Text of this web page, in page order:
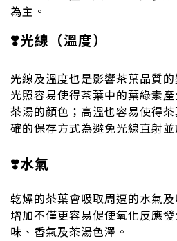
為主。
❣️光線（溫度）
光線及溫度也是影響茶葉品質
光照容易使得茶葉中的葉綠素
茶湯的顏色；高溫也容易使得
確的保存方式為避免光線直射
❣️水氣
乾燥的茶葉會吸取周遭的水氣
增加不僅更容易促使氧化反應
味、香氣及茶湯色澤。